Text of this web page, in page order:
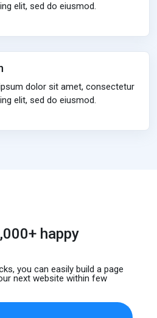
elit, sed do eiusmod.
dolor sit amet, consectetur
elit, sed do eiusmod.
happy
you can easily builda page
next websitewithin few